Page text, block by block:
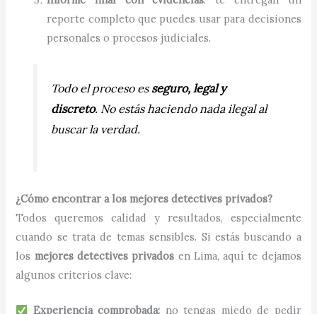
reporte completo que puedes usar para decisiones
personales o procesos judiciales.
Todo el proceso es seguro, legal y
discreto. No estás haciendo nada ilegal al
buscar la verdad.
¿Cómo encontrar a los mejores detectives privados?
Todos queremos calidad y resultados, especialmente
cuando se trata de temas sensibles. Si estás buscando a
los mejores detectives privados en Lima, aquí te dejamos
algunos criterios clave:
Experiencia comprobada: no tengas miedo de pedir